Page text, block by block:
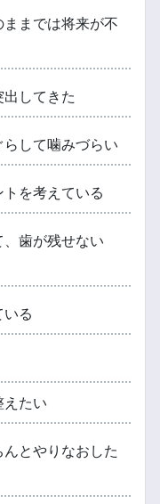
までは将来が不
してきた
して噛みづらい
を考えている
歯が残せない
る
たい
とやりなおした